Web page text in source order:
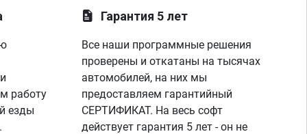
покатался,понаблюдал,радуюсь,заехал к
диагностику,глянули что всё нормально и
я поехал радостный,записавшись к ним
же на чип тюнинг,парни вы лучшие!
спасибо вашей команде за отличную
работу,сервис отличный, рекомендую!
всем добра)
работу
езды
Гарантия 5 лет
Все наши программные решения
проверены и откатаны на тысячах
автомобилей, на них мы
предоставляем гарантийный
СЕРТИФИКАТ. На весь софт
действует гарантия 5 лет - он не